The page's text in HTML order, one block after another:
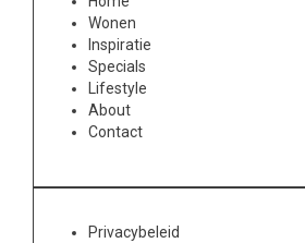
Wonen
Inspiratie
Specials
Lifestyle
About
Contact
Privacybeleid